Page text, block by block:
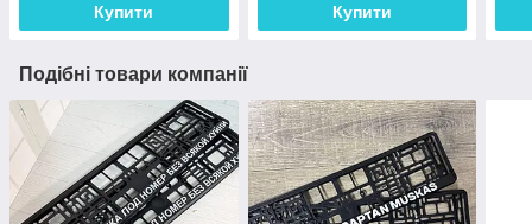
Купити Купити
Подібні товари компанії